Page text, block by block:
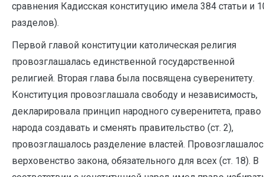
сравнения Кадисская конституцию имела 384 статьи и
разделов).
Первой главой конституции католическая религия
провозглашалась единственной государственной
религией. Вторая глава была посвящена суверенитету.
Конституция провозглашала свободу и независимость,
декларировала принцип народного суверенитета, право
народа создавать и сменять правительство (ст. 2),
провозглашалось разделение властей.
верховенство закона, обязательного для всех (ст. 18). В